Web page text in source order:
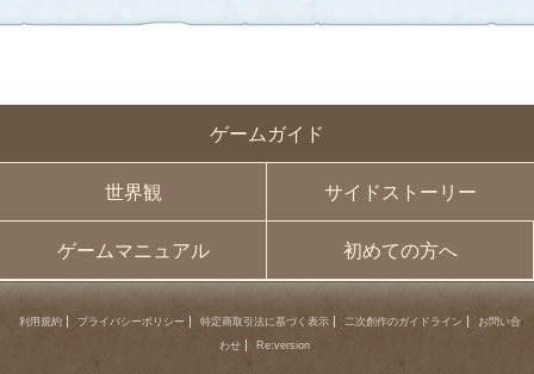
ゲームガイド
世界観 サイドストーリー
ゲームマニュアル 初めての方へ
利用規約 プライバシーポリシー 特定商取引法に基づく表示 二次創作のガイドライン
お問い合
わせ
Re:version